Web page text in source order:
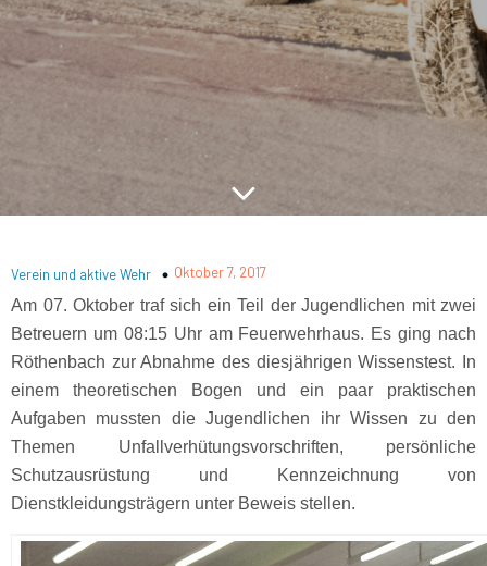
Verein und aktive Wehr Oktober 7, 2017
Am 07. Oktober traf sich ein Teil der Jugendlichen mit zwei
Betreuern um 08:15 Uhr am Feuerwehrhaus. Es ging nach
Röthenbach zur Abnahme des diesjährigen Wissenstest. In
einem theoretischen Bogen und ein paar praktischen
Aufgaben mussten die Jugendlichen ihr Wissen zu den
Themen Unfallverhütungsvorschriften, persönliche
Schutzausrüstung und Kennzeichnung von
Dienstkleidungsträgern unter Beweis stellen.